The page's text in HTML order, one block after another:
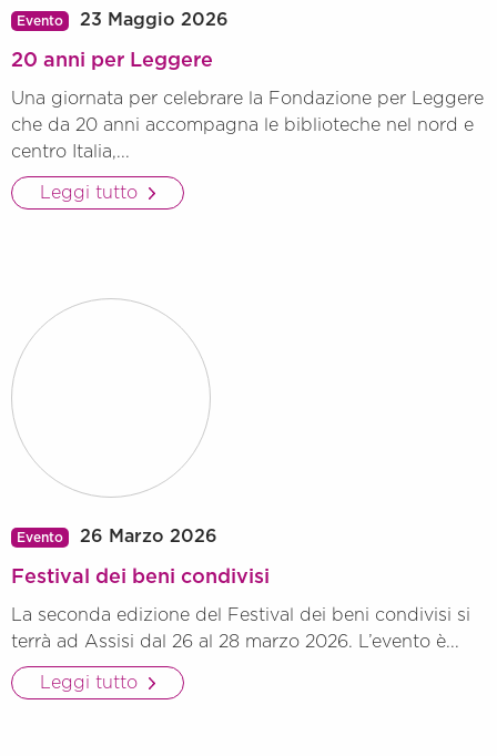
Evento 23 Maggio 2026
20 anni per Leggere
Una giornata per celebrare la Fondazione per Leggere
che da 20 anni accompagna le biblioteche nel nord e
centro Italia,...
Leggi tutto
Evento 26 Marzo 2026
Festival dei beni condivisi
La seconda edizione del Festival dei beni condivisi si
terrà ad Assisi dal 26 al 28 marzo 2026. L’evento è...
Leggi tutto